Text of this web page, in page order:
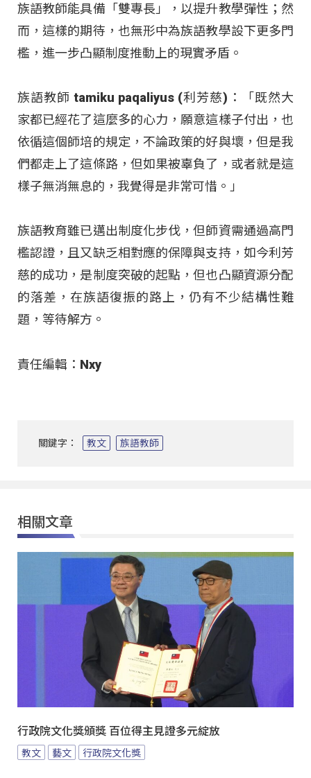
族語教師能具備「雙專長」，以提升教學彈性；然
而，這樣的期待，也無形中為族語教學設下更多門
檻，進一步凸顯制度推動上的現實矛盾。
族語教師 tamiku paqaliyus (利芳慈)：「既然大
家都已經花了這麼多的心力，願意這樣子付出，也
依循這個師培的規定，不論政策的好與壞，但是我
們都走上了這條路，但如果被辜負了，或者就是這
樣子無消無息的，我覺得是非常可惜。」
族語教育雖已邁出制度化步伐，但師資需通過高門
檻認證，且又缺乏相對應的保障與支持，如今利芳
慈的成功，是制度突破的起點，但也凸顯資源分配
的落差，在族語復振的路上，仍有不少結構性難
題，等待解方。
責任編輯：Nxy
關鍵字： 教文 族語教師
相關文章
行政院文化獎頒獎 百位得主見證多元綻放
教文 藝文 行政院文化獎